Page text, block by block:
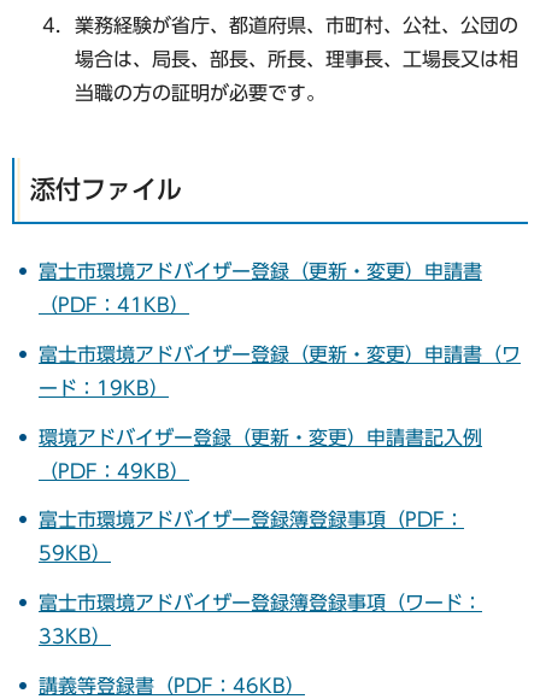
業務経験が省庁、都道府県、市町村、公社、公団の
場合は、局長、部長、所長、理事長、工場長又は相
当職の方の証明が必要です。
添付ファイル
富士市環境アドバイザー登録（更新・変更）申請書
（PDF：41KB）
富士市環境アドバイザー登録（更新・変更）申請書（ワ
ード：19KB）
環境アドバイザー登録（更新・変更）申請書記入例
（PDF：49KB）
富士市環境アドバイザー登録簿登録事項（PDF：
59KB）
富士市環境アドバイザー登録簿登録事項（ワード：
33KB）
講義等登録書（PDF：46KB）